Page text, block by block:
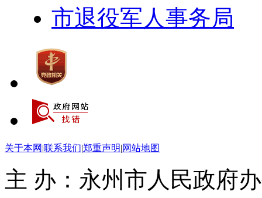
市退役军人事务局
关于本网 |联系我们|郑重声明|网站地图
主 办：永州市人民政府